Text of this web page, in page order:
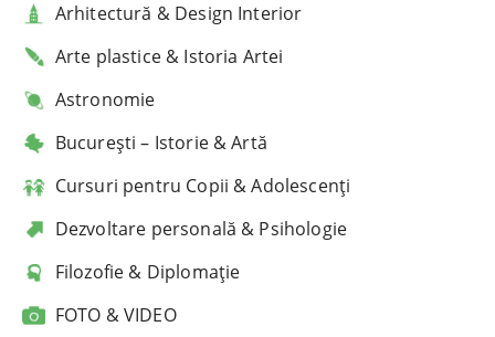
Arhitectură & Design Interior
Arte plastice & Istoria Artei
Astronomie
București – Istorie & Artă
Cursuri pentru Copii & Adolescenți
Dezvoltare personală & Psihologie
Filozofie & Diplomație
FOTO & VIDEO